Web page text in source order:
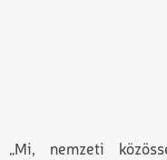
„Mi, nemzeti